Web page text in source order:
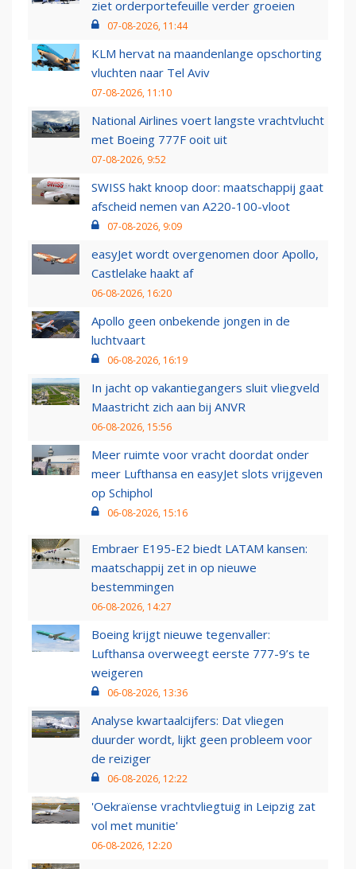
ziet orderportefeuille verder groeien
07-08-2026, 11:44
KLM hervat na maandenlange opschorting
vluchten naar Tel Aviv
07-08-2026, 11:10
National Airlines voert langste vrachtvlucht
met Boeing 777F ooit uit
07-08-2026, 9:52
SWISS hakt knoop door: maatschappij gaat
afscheid nemen van A220-100-vloot
07-08-2026, 9:09
easyJet wordt overgenomen door Apollo,
Castlelake haakt af
06-08-2026, 16:20
Apollo geen onbekende jongen in de
luchtvaart
06-08-2026, 16:19
In jacht op vakantiegangers sluit vliegveld
Maastricht zich aan bij ANVR
06-08-2026, 15:56
Meer ruimte voor vracht doordat onder
meer Lufthansa en easyJet slots vrijgeven
op Schiphol
06-08-2026, 15:16
Embraer E195-E2 biedt LATAM kansen:
maatschappij zet in op nieuwe
bestemmingen
06-08-2026, 14:27
Boeing krijgt nieuwe tegenvaller:
Lufthansa overweegt eerste 777-9’s te
weigeren
06-08-2026, 13:36
Analyse kwartaalcijfers: Dat vliegen
duurder wordt, lijkt geen probleem voor
de reiziger
06-08-2026, 12:22
'Oekraïense vrachtvliegtuig in Leipzig zat
vol met munitie'
06-08-2026, 12:20